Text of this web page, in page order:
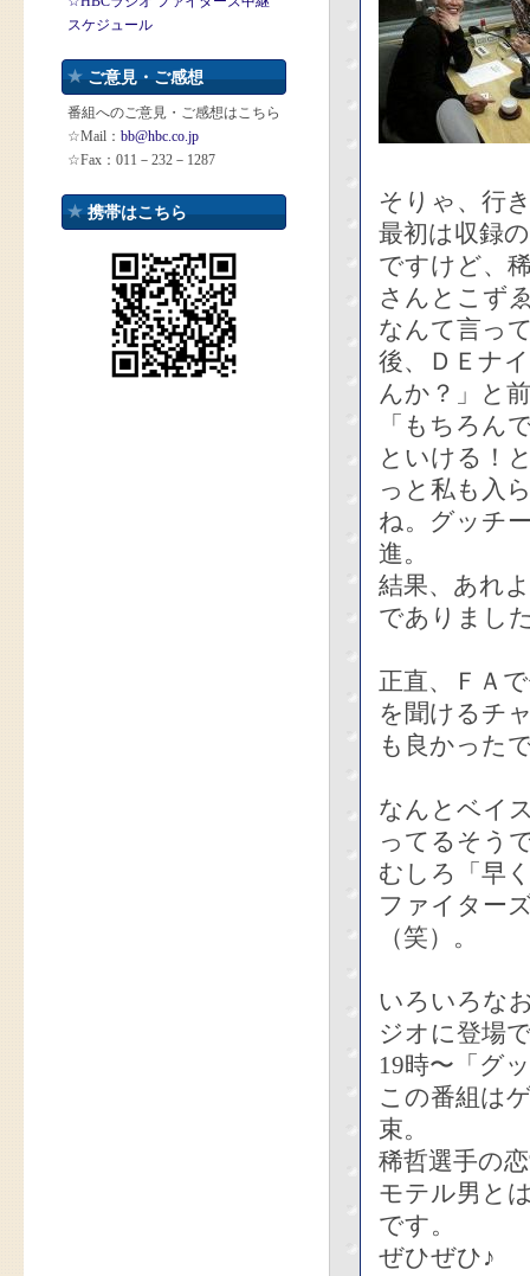
スケジュール
ご意見・ご感想
番組へのご意見・ご感想はこちら
☆Mail： bb@hbc.co.jp
☆Fax：011－232－1287
携帯はこちら
そりゃ、行
最初は収録
ですけど、
さんとこず
なんて言っ
後、ＤＥナ
んか？」と
「もちろん
といける！
っと私も入
ね。グッチ
進。
結果、あれ
でありまし
正直、ＦＡ
を聞けるチ
も良かった
なんとベイ
ってるそう
むしろ「早
ファイター
（笑）。
いろいろな
ジオに登場
19時〜「グ
この番組は
束。
稀哲選手の
モテル男と
です。
ぜひぜひ♪